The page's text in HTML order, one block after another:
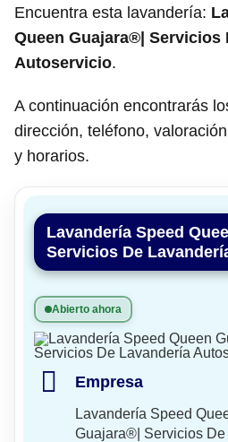
Encuentra esta lavandería:
Queen Guajara®| Servicios
Autoservicio.
A continuación encontrarás
dirección, teléfono,
y horarios.
Lavandería Speed
Servicios De
Abierto ahora
Empresa
Lavandería Speed
Guajara®| Servicios De